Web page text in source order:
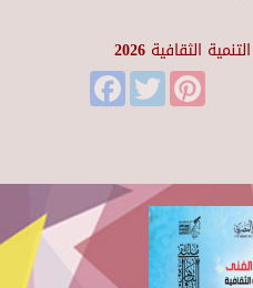
الثقافية 2026
FacebookTwitter